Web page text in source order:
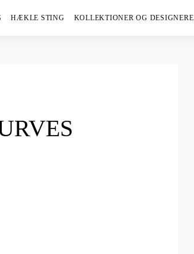
HÆKLE STING KOLLEKTIONER OG DESIGNERE